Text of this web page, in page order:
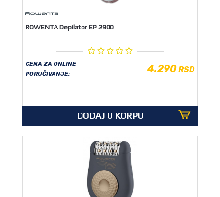
ROWENTA Depilator EP 2900
CENA ZA ONLINE
PORUČIVANJE:
4.290RSD
DODAJ U KORPU